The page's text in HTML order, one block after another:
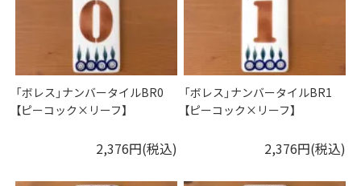
「ボレス」ナンバータイルBR0
【ピーコック×リーフ】
2,376円(税込)
「ボレス」ナンバータイルBR1
【ピーコック×リーフ】
2,376円(税込)